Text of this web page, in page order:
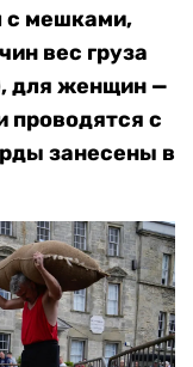
с мешками,
вес груза
для женщин —
проводятся с
занесены в